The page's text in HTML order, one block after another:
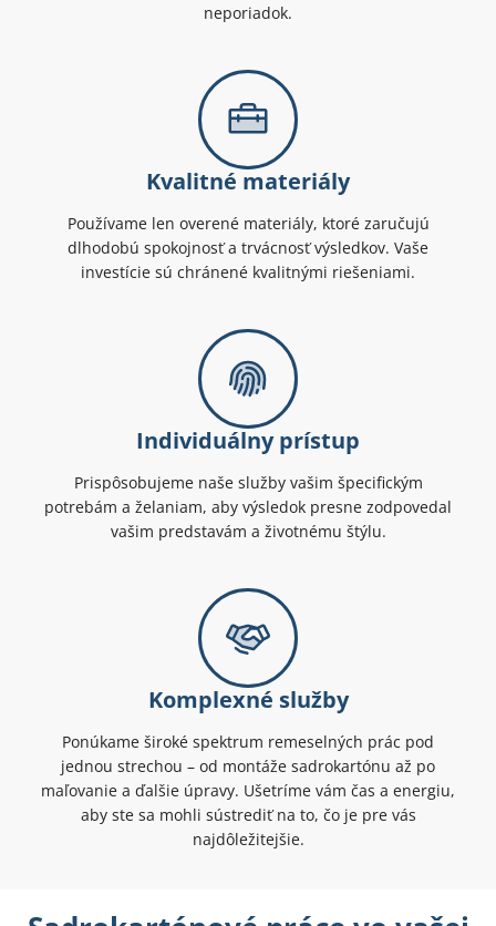
neporiadok.
Kvalitné materiály
Používame len overené materiály, ktoré zaručujú
dlhodobú spokojnosť a trvácnosť výsledkov. Vaše
investície sú chránené kvalitnými riešeniami.
Individuálny prístup
Prispôsobujeme naše služby vašim špecifickým
potrebám a želaniam, aby výsledok presne zodpovedal
vašim predstavám a životnému štýlu.
Komplexné služby
Ponúkame široké spektrum remeselných prác pod
jednou strechou – od montáže sadrokartónu až po
maľovanie a ďalšie úpravy. Ušetríme vám čas a energiu,
aby ste sa mohli sústrediť na to, čo je pre vás
najdôležitejšie.